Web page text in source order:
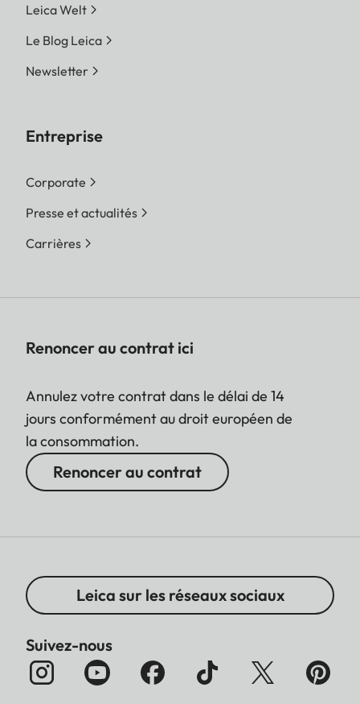
Leica Welt
Le Blog Leica
Newsletter
Entreprise
Corporate
Presse et actualités
Carrières
Renoncer au contrat ici
Annulez votre contrat dans le délai de 14
jours conformément au droit européen de
la consommation.
Renoncer au contrat
Leica sur les réseaux sociaux
Suivez-nous